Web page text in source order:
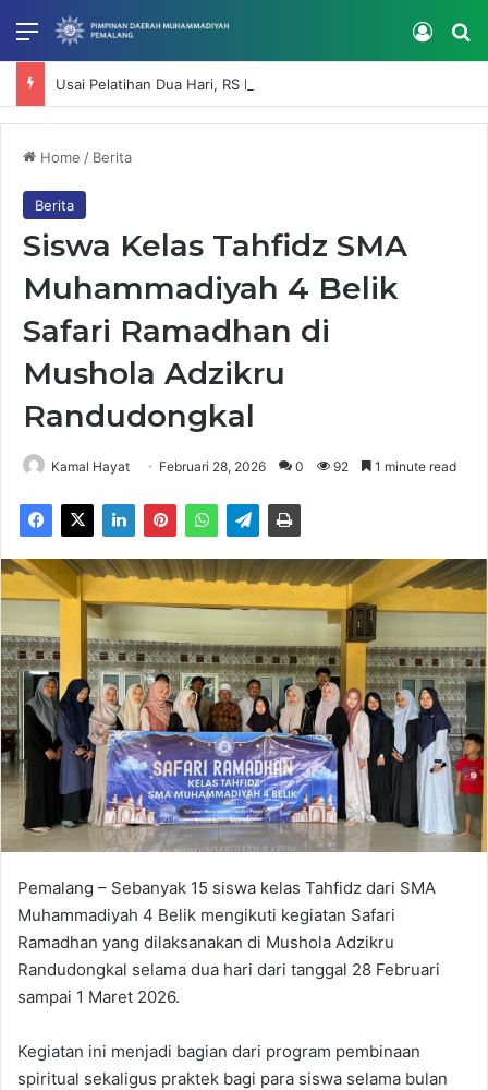
Menu Log In
Home / Berita
Berita
Siswa Kelas Tahfidz SMA
Muhammadiyah 4 Belik
Safari Ramadhan di
Mushola Adzikru
Randudongkal
Kamal Hayat Februari 28, 2026 0 92 1 minute read
Pemalang – Sebanyak 15 siswa kelas Tahfidz dari SMA
Muhammadiyah 4 Belik mengikuti kegiatan Safari
Ramadhan yang dilaksanakan di Mushola Adzikru
Randudongkal selama dua hari dari tanggal 28 Februari
sampai 1 Maret 2026.
Kegiatan ini menjadi bagian dari program pembinaan
spiritual sekaligus praktek bagi para siswa selama bulan